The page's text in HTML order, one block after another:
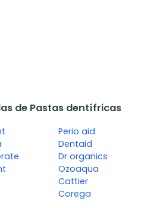
de Pastas dentífricas
Perio aid
Dentaid
Dr organics
Ozoaqua
Cattier
Corega